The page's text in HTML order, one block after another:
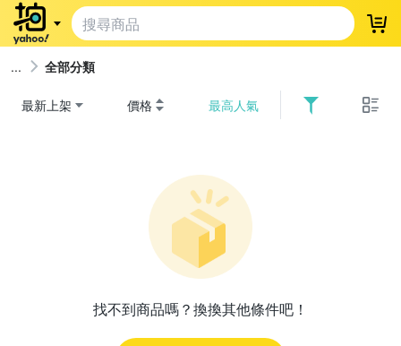
登
全部分類
最新上架 價格 最高人氣
找不到商品嗎？換換其他條件吧！